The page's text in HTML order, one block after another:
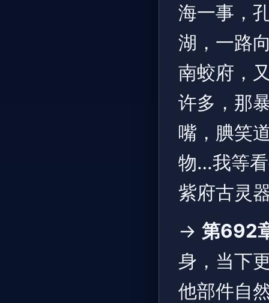
海一事，
湖，一路
南蛟府，
许多，那
嘴，腆笑
物…我等
紫府古灵
→ 第692
身，当下
他部件自